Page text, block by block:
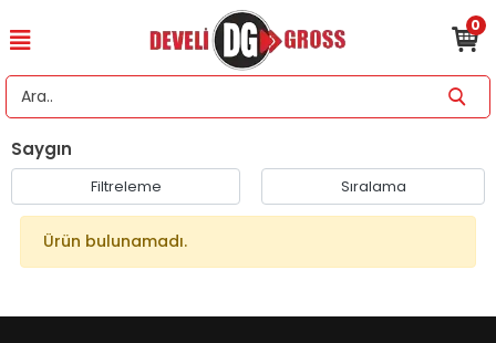
0
Saygın
Filtreleme Sıralama
Ürün bulunamadı.